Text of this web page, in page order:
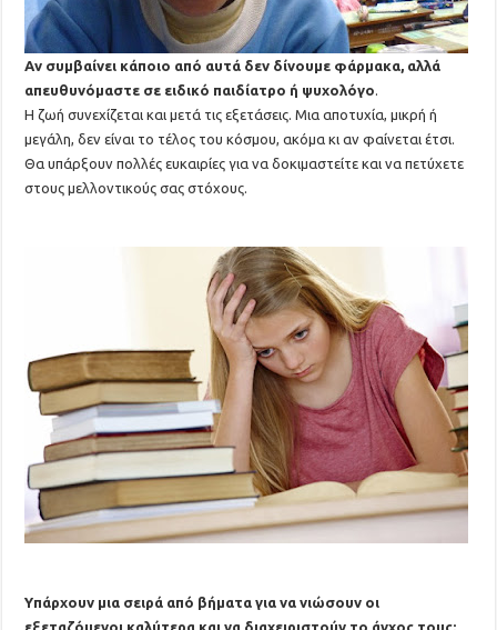
Αν συμβαίνει κάποιο από αυτά δεν δίνουμε φάρμακα, αλλά
απευθυνόμαστε σε ειδικό παιδίατρο ή ψυχολόγο
Η ζωή συνεχίζεται και μετά τις εξετάσεις. Μια αποτυχία, μικρή ή
μεγάλη, δεν είναι το τέλος του κόσμου, ακόμα κι αν φαίνεται έτσι.
Θα υπάρξουν πολλές ευκαιρίες για να δοκιμαστείτε και να πετύχετε
στους μελλοντικούς σας στόχους.
Υπάρχουν μια σειρά από βήματα για να νιώσουν οι
εξεταζόμενοι καλύτερα και να διαχειριστούν το άγχος τους: